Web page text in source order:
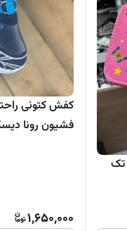
تک
کفش کتونی
فشیون رونا
1,650,000